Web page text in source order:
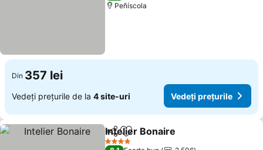
Peñíscola
Din 357 lei
Vedeți prețurile de la 4 site-uri Vedeți prețurile
DistribuițiAdăugaţi la favorite
Intelier Bonaire
4 Stele